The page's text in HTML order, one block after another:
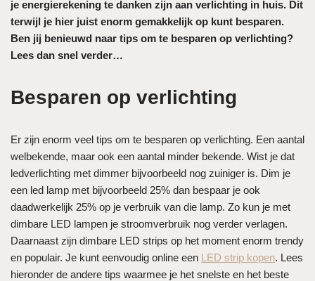
je energierekening te danken zijn aan verlichting in huis. Dit
terwijl je hier juist enorm gemakkelijk op kunt besparen.
Ben jij benieuwd naar tips om te besparen op verlichting?
Lees dan snel verder…
Besparen op verlichting
Er zijn enorm veel tips om te besparen op verlichting. Een aantal
welbekende, maar ook een aantal minder bekende. Wist je dat
ledverlichting met dimmer bijvoorbeeld nog zuiniger is. Dim je
een led lamp met bijvoorbeeld 25% dan bespaar je ook
daadwerkelijk 25% op je verbruik van die lamp. Zo kun je met
dimbare LED lampen je stroomverbruik nog verder verlagen.
Daarnaast zijn dimbare LED strips op het moment enorm trendy
en populair. Je kunt eenvoudig online een LED strip kopen. Lees
hieronder de andere tips waarmee je het snelste en het beste